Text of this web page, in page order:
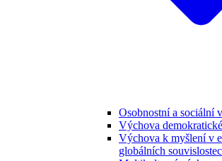
Osobnostní a sociální
Výchova
Výchova k myšlení v
globálních